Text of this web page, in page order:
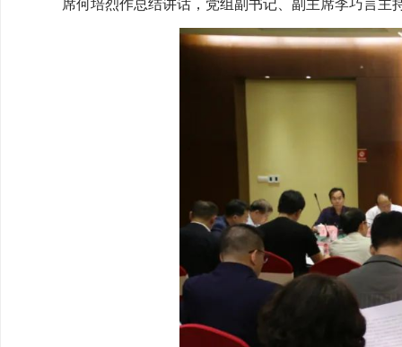
席何培烈作总结讲话，党组副书记、副主席李巧言主